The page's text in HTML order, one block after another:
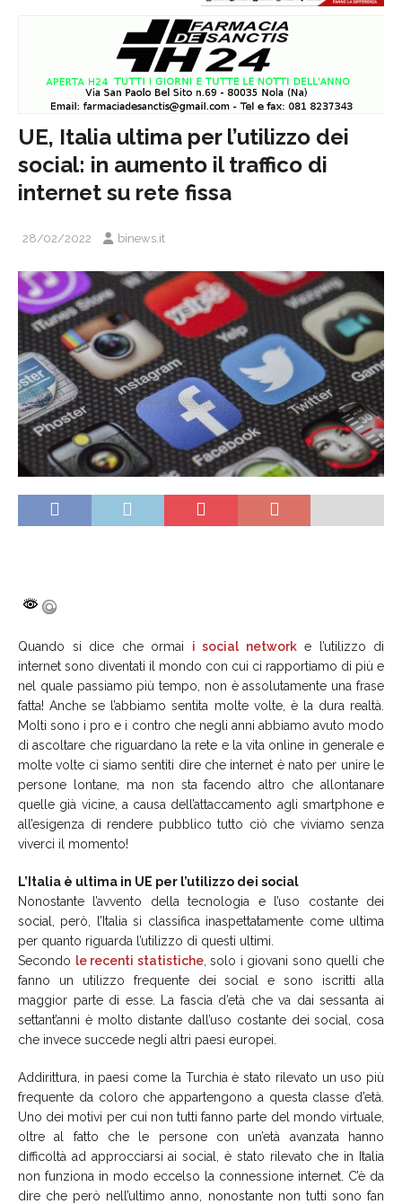
UE, Italia ultima per l’utilizzo dei
social: in aumento il traffico di
internet su rete fissa
28/02/2022 binews.it
Quando si dice che ormai i social networke l’utilizzo di
internet sono diventati il mondo con cui ci rapportiamo di più e
nel quale passiamo più tempo, non è assolutamente una frase
fatta! Anche se l’abbiamo sentita molte volte, è la dura realtà.
Molti sono i pro e i contro che negli anni abbiamo avuto modo
di ascoltare che riguardano la rete e la vita online in generale e
molte volte ci siamo sentiti dire che internet è nato per unire le
persone lontane, ma non sta facendo altro che allontanare
quelle già vicine, a causa dell’attaccamento agli smartphone e
all’esigenza di rendere pubblico tutto ciò che viviamo senza
viverci il momento!
L’Italia è ultima in UE per l’utilizzo dei social
Nonostante l’avvento della tecnologia e l’uso costante dei
social, però, l’Italia si classifica inaspettatamente come ultima
per quanto riguarda l’utilizzo di questi ultimi.
Secondo le recenti statistiche, solo i giovani sono quelli che
fanno un utilizzo frequente dei social e sono iscritti alla
maggior parte di esse. La fascia d’età che va dai sessanta ai
settant’anni è molto distante dall’uso costante dei social, cosa
che invece succede negli altri paesi europei.
Addirittura, in paesi come la Turchia è stato rilevato un uso più
frequente da coloro che appartengono a questa classe d’età.
Uno dei motivi per cui non tutti fanno parte del mondo virtuale,
oltre al fatto che le persone con un’età avanzata hanno
difficoltà ad approcciarsi ai social, è stato rilevato che in Italia
non funziona in modo eccelso la connessione internet. C’è da
dire che però nell’ultimo anno, nonostante non tutti sono fan